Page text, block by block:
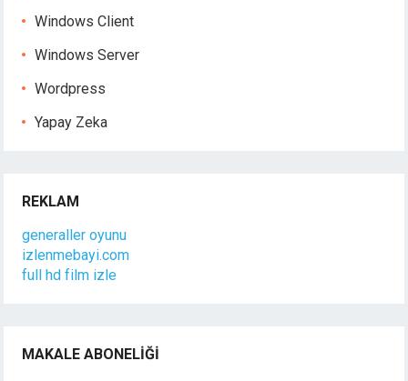
Windows Client
Windows Server
Wordpress
Yapay Zeka
REKLAM
generaller oyunu
izlenmebayi.com
full hd film izle
MAKALE ABONELIĞI